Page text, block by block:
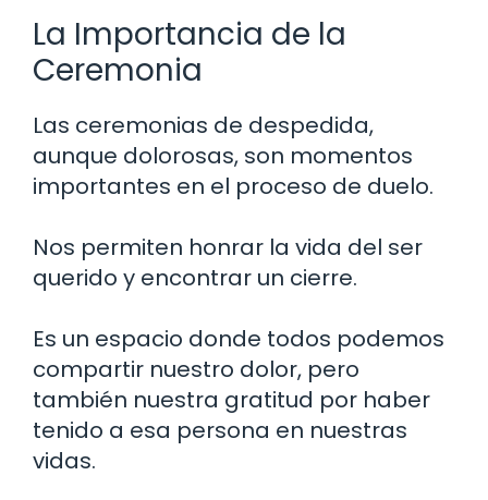
La Importancia de la
Ceremonia
Las ceremonias de despedida,
aunque dolorosas, son momentos
importantes en el proceso de duelo.
Nos permiten honrar la vida del ser
querido y encontrar un cierre.
Es un espacio donde todos podemos
compartir nuestro dolor, pero
también nuestra gratitud por haber
tenido a esa persona en nuestras
vidas.